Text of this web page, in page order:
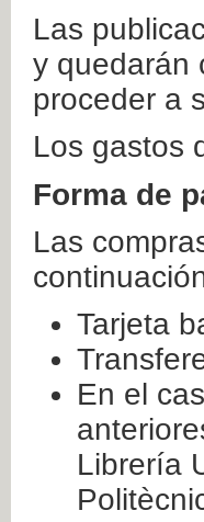
Las
y quedarán
proceder a
Los gastos
Forma de
Las
Tarjeta
En el
Librería